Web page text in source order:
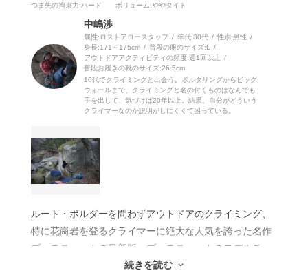
力を高める２本ベルクロの方がつま先の性能は高くな
その点で、ブースティックは２本ベルクロで、つま先側
のベルクロは剛性の強い素材を使うことで
より強く横アーチを拘束。また、強いターンインとねじ
れ、そして前後一体型のソールで全体をサポートするな
ライミングシューズだ。
そしてこれはスカルパのクライミングシューズ全体に言
えることだが、足裏感覚が抜群に良い。
ールドが近くに感じ、踏めているかがよくわかる。
の性能も非常に高い。もしもシビアなヒールフックが出
つま先の拘束力:ハード ボリューム:ややタイト
中嶋渉
属性:ロストアロースタッフ 年代:30代 性別:男性
身長:171～175cm 普段の服のサイズ: L
アウトドアアクティビティの頻度:週1回以上
普段お履きの靴のサイズ:26.5cm
10代でクライミングと出会う。ボルダリングからビッグ
ウォールまで、クライミングと名の付くものはなんでも
手を出して、気づけば20年以上。結果、自分がどういう
クライマーなのか説明がしにくくて困っている。
ルート・ボルダーを問わずアウトドアのクライミング、
特に花崗岩を登るクライマーに絶大な人気を誇った名作
ブースティックの最新版。ブースティックのモデルチェ
ンジは今回が２回目で、最も人気があった初代、ワイド
続きを読む